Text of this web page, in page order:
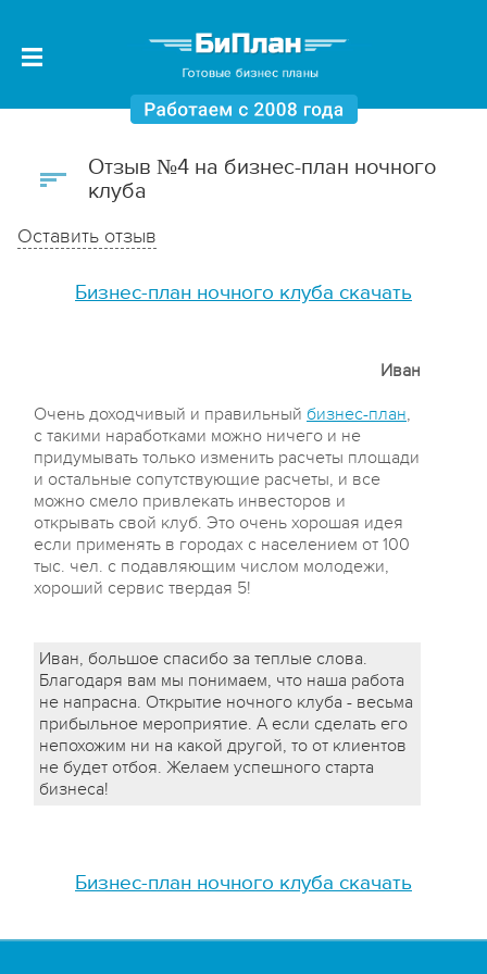
Отзыв №4 на бизнес-план ночного
клуба
Оставить отзыв
Бизнес-план ночного клуба скачать
Иван
Очень доходчивый и правильный бизнес-план,
с такими наработками можно ничего и не
придумывать только изменить расчеты площади
и остальные сопутствующие расчеты, и все
можно смело привлекать инвесторов и
открывать свой клуб. Это очень хорошая идея
если применять в городах с населением от 100
тыс. чел. с подавляющим числом молодежи,
хороший сервис твердая 5!
Иван, большое спасибо за теплые слова.
Благодаря вам мы понимаем, что наша работа
не напрасна. Открытие ночного клуба - весьма
прибыльное мероприятие. А если сделать его
непохожим ни на какой другой, то от клиентов
не будет отбоя. Желаем успешного старта
бизнеса!
Бизнес-план ночного клуба скачать